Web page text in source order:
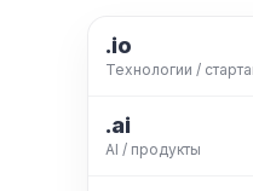
.io
Технологии /
.ai
AI / продукты